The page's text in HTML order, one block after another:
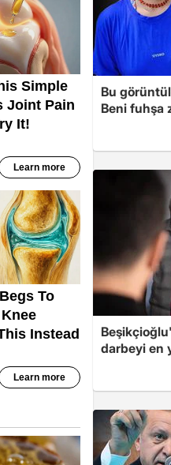
Bu
Beni fuhşa
darbeyi en